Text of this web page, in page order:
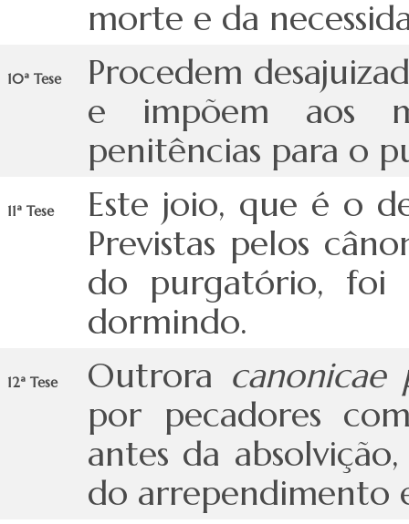
morte e da
10ª Tese
Procedem
e impõem aos
penitências para o
11ª Tese
Este joio, que é o
Previstas pelos
do purgatório, foi
dormindo.
12ª Tese Outrora canonicae
por pecadores
antes da
do arrependimento